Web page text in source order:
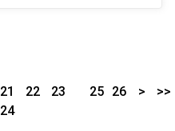
21 22
23
24
25 26 > >>